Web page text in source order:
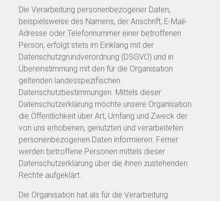
Die Verarbeitung personenbezogener Daten,
beispielsweise des Namens, der Anschrift, E-Mail-
Adresse oder Telefonnummer einer betroffenen
Person, erfolgt stets im Einklang mit der
Datenschutzgrundverordnung (DSGVO) und in
Übereinstimmung mit den für die Organisation
geltenden landesspezifischen
Datenschutzbestimmungen. Mittels dieser
Datenschutzerklärung möchte unsere Organisation
die Öffentlichkeit über Art, Umfang und Zweck der
von uns erhobenen, genutzten und verarbeiteten
personenbezogenen Daten informieren. Ferner
werden betroffene Personen mittels dieser
Datenschutzerklärung über die ihnen zustehenden
Rechte aufgeklärt.
Die Organisation hat als für die Verarbeitung